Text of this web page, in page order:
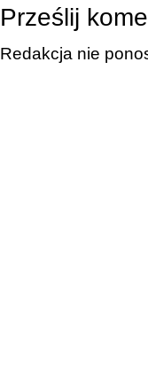
Prześlij
Redakcja nie